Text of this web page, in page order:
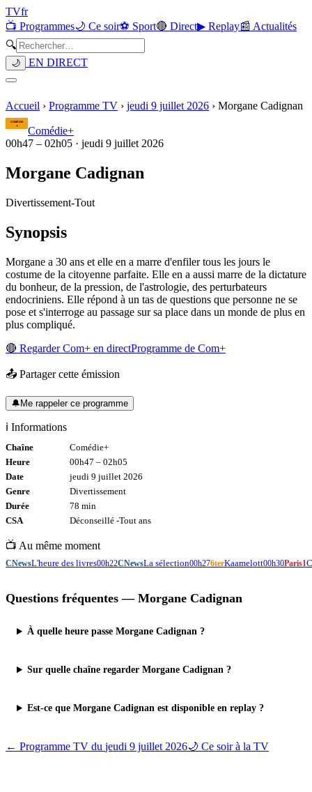
TVfr
📺 Programmes🌙 Ce soir⚽ Sport🔴 Direct▶ Replay📰 Actualités
🔍
🌙 EN DIRECT
Accueil › Programme TV › jeudi 9 juillet 2026 › Morgane Cadignan
Comédie+
00h47 – 02h05 · jeudi 9 juillet 2026
Morgane Cadignan
Divertissement-Tout
Synopsis
Morgane a 30 ans et elle en a marre d'enfiler tous les jours le
costume de la citoyenne parfaite. Elle en a aussi marre de la dictature
du bonheur, de la pression, de l'astrologie, des perturbateurs
endocriniens. Elle répond à un tas de questions que personne ne se
pose et s'interroge au passage sur sa place dans un monde de plus en
plus compliqué.
🔴 RegarderCom+ en directProgramme de Com+
📤 Partager cette émission
🔔Me rappeler ce programme
ℹ️ Informations
Chaîne
Comédie+
Heure
00h47 – 02h05
Date
jeudi 9 juillet 2026
Genre
Divertissement
Durée
78 min
CSA
Déconseillé -Tout ans
📺 Au même moment
CNewsL'heure des livres00h22CNewsLa sélection00h276terKaamelott00h30Paris1
Questions fréquentes — Morgane Cadignan
À quelle heure passe Morgane Cadignan ?
Sur quelle chaîne regarder Morgane Cadignan ?
Est-ce que Morgane Cadignan est disponible en replay ?
← Programme TV du jeudi 9 juillet 2026🌙 Ce soir à la TV